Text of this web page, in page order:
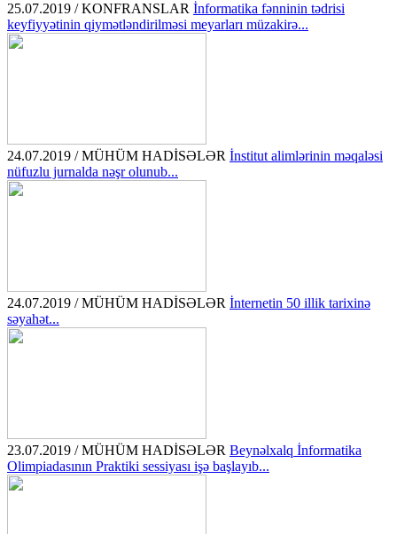
25.07.2019 / KONFRANSLAR İnformatika fənninin tədrisi
keyfiyyətinin qiymətləndirilməsi meyarları müzakirə...
24.07.2019 / MÜHÜM HADİSƏLƏR İnstitut alimlərinin məqaləsi
nüfuzlu jurnalda nəşr olunub...
24.07.2019 / MÜHÜM HADİSƏLƏR İnternetin 50 illik tarixinə
səyahət...
23.07.2019 / MÜHÜM HADİSƏLƏR Beynəlxalq İnformatika
Olimpiadasının Praktiki sessiyası işə başlayıb...